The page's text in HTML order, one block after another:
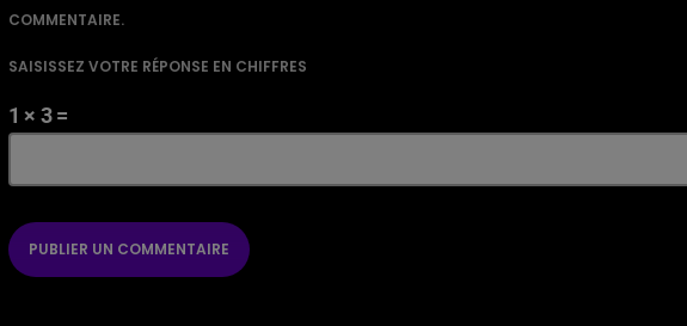
COMMENTAIRE.
SAISISSEZ VOTRE RÉPONSE EN CHIFFRES
1 × 3 =